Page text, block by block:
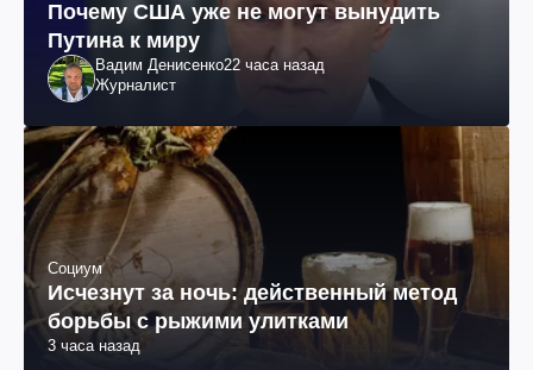
Почему США уже не могут вынудить
Путина к миру
Вадим Денисенко22 часа назад
Журналист
Социум
Исчезнут за ночь: действенный метод
борьбы с рыжими улитками
3 часа назад